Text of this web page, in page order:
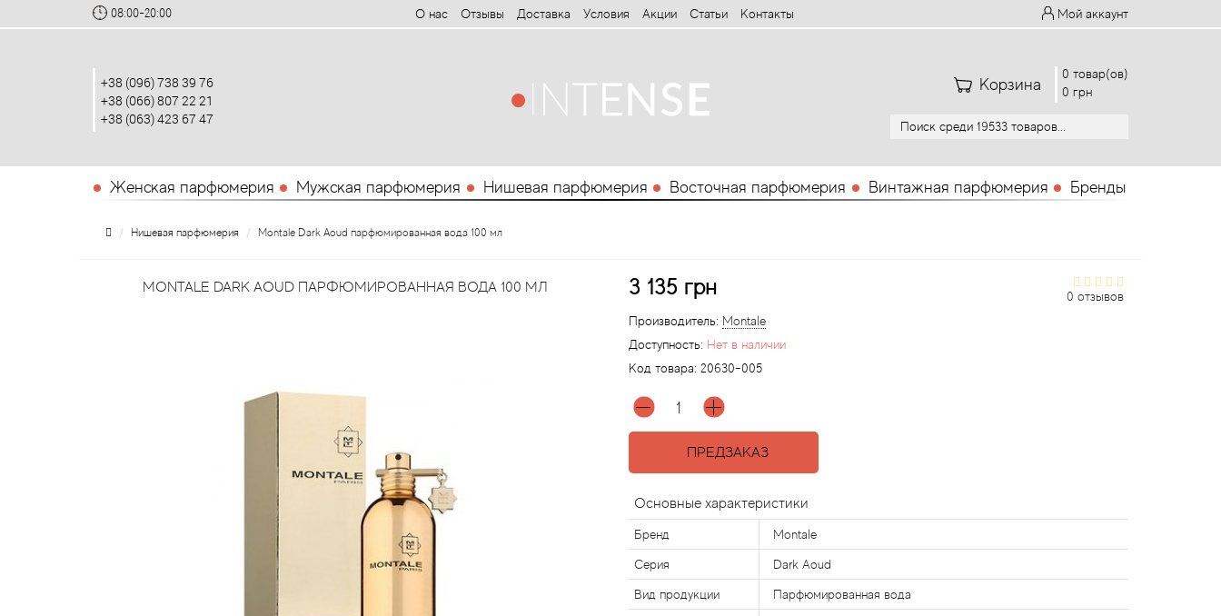
08:00-20:00 О нас Отзывы Доставка Условия Aкции Статьи Контакты Мой аккаунт
+38 (096) 738 39 76
+38 (066) 807 22 21
+38 (063) 423 67 47
Корзина
0 товар(ов)
0 грн
Женская парфюмерия Мужская парфюмерия Нишевая парфюмерия Восточная парфюмерия Винтажная парфюмерия Бренды
Нишевая парфюмерия Montale Dark Aoud парфюмированная вода 100 мл
MONTALE DARK AOUD ПАРФЮМИРОВАННАЯ ВОДА 100 МЛ
0 отзывов
3 135 грн
Производитель: Montale
Доступность: Нет в наличии
Код товара: 20630-005
ПРЕДЗАКАЗ
Основные характеристики
Бренд Montale
Серия Dark Aoud
Вид продукции Парфюмированная вода